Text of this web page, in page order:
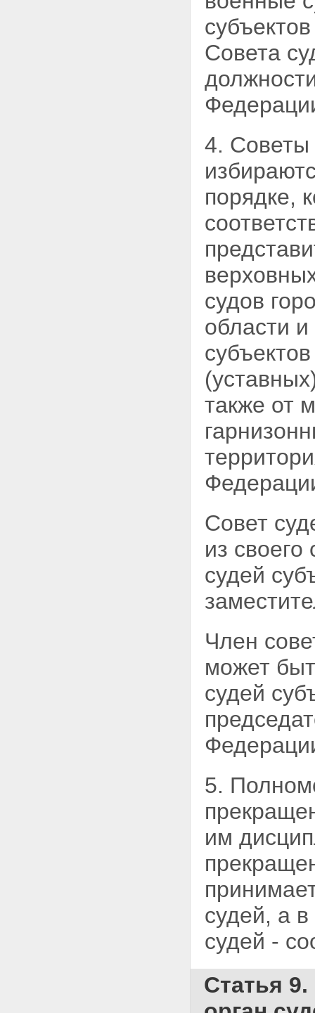
Совета
4. Советы
порядке,
судов
области
также от
Совет
из
судей
Член
может
судей
5.
им
судей, а
судей -
Статья